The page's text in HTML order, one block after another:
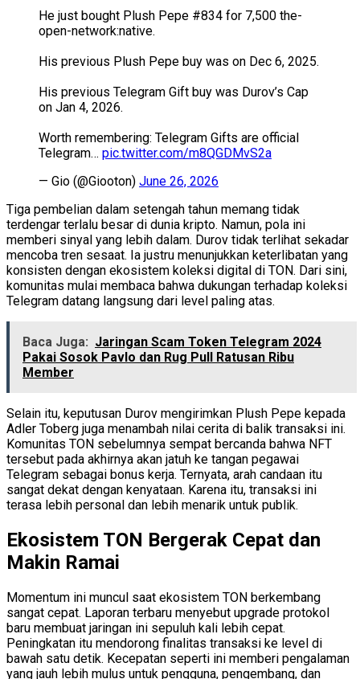
He just bought Plush Pepe #834 for 7,500 the-
open-network:native.
His previous Plush Pepe buy was on Dec 6, 2025.
His previous Telegram Gift buy was Durov’s Cap
on Jan 4, 2026.
Worth remembering: Telegram Gifts are official
Telegram… pic.twitter.com/m8QGDMvS2a
— Gio (@Giooton) June 26, 2026
Tiga pembelian dalam setengah tahun memang tidak
terdengar terlalu besar di dunia kripto. Namun, pola ini
memberi sinyal yang lebih dalam. Durov tidak terlihat sekadar
mencoba tren sesaat. Ia justru menunjukkan keterlibatan yang
konsisten dengan ekosistem koleksi digital di TON. Dari sini,
komunitas mulai membaca bahwa dukungan terhadap koleksi
Telegram datang langsung dari level paling atas.
Baca Juga: Jaringan Scam Token Telegram 2024
Pakai Sosok Pavlo dan Rug Pull Ratusan Ribu
Member
Selain itu, keputusan Durov mengirimkan Plush Pepe kepada
Adler Toberg juga menambah nilai cerita di balik transaksi ini.
Komunitas TON sebelumnya sempat bercanda bahwa NFT
tersebut pada akhirnya akan jatuh ke tangan pegawai
Telegram sebagai bonus kerja. Ternyata, arah candaan itu
sangat dekat dengan kenyataan. Karena itu, transaksi ini
terasa lebih personal dan lebih menarik untuk publik.
Ekosistem TON Bergerak Cepat dan
Makin Ramai
Momentum ini muncul saat ekosistem TON berkembang
sangat cepat. Laporan terbaru menyebut upgrade protokol
baru membuat jaringan ini sepuluh kali lebih cepat.
Peningkatan itu mendorong finalitas transaksi ke level di
bawah satu detik. Kecepatan seperti ini memberi pengalaman
yang jauh lebih mulus untuk pengguna, pengembang, dan